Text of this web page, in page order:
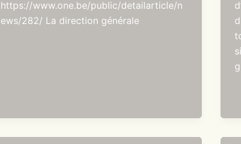
https://www.one.be/public/detailarticle/n
ews/282/ La direction générale